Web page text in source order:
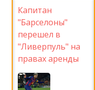
Капитан
"Барселоны"
перешел в
"Ливерпуль" на
правах аренды